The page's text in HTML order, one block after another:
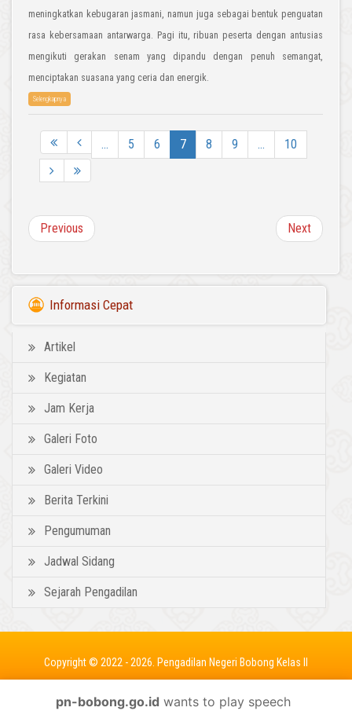
meningkatkan kebugaran jasmani, namun juga sebagai bentuk penguatan
rasa kebersamaan antarwarga. Pagi itu, ribuan peserta dengan antusias
mengikuti gerakan senam yang dipandu dengan penuh semangat,
menciptakan suasana yang ceria dan energik.
Selengkapnya
... 5 6 7 8 9 ... 10
Previous Next
Informasi Cepat
Artikel
Kegiatan
Jam Kerja
Galeri Foto
Galeri Video
Berita Terkini
Pengumuman
Jadwal Sidang
Sejarah Pengadilan
Copyright © 2022 - 2026. Pengadilan Negeri Bobong Kelas II
pn-bobong.go.id wants to play speech